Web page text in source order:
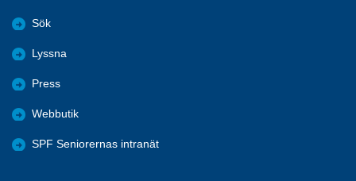
Sök
Lyssna
Press
Webbutik
SPF Seniorernas intranät